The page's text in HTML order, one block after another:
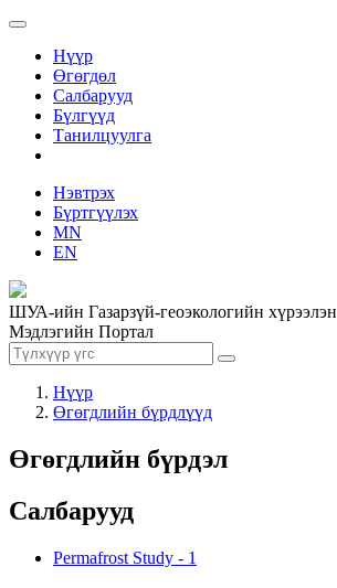
Нүүр
Өгөгдөл
Салбарууд
Бүлгүүд
Танилцуулга
Нэвтрэх
Бүртгүүлэх
MN
EN
ШУА-ийн Газарзүй-геоэкологийн хүрээлэн
Мэдлэгийн Портал
Нүүр
Өгөгдлийн бүрдлүүд
Өгөгдлийн бүрдэл
Салбарууд
Permafrost Study - 1